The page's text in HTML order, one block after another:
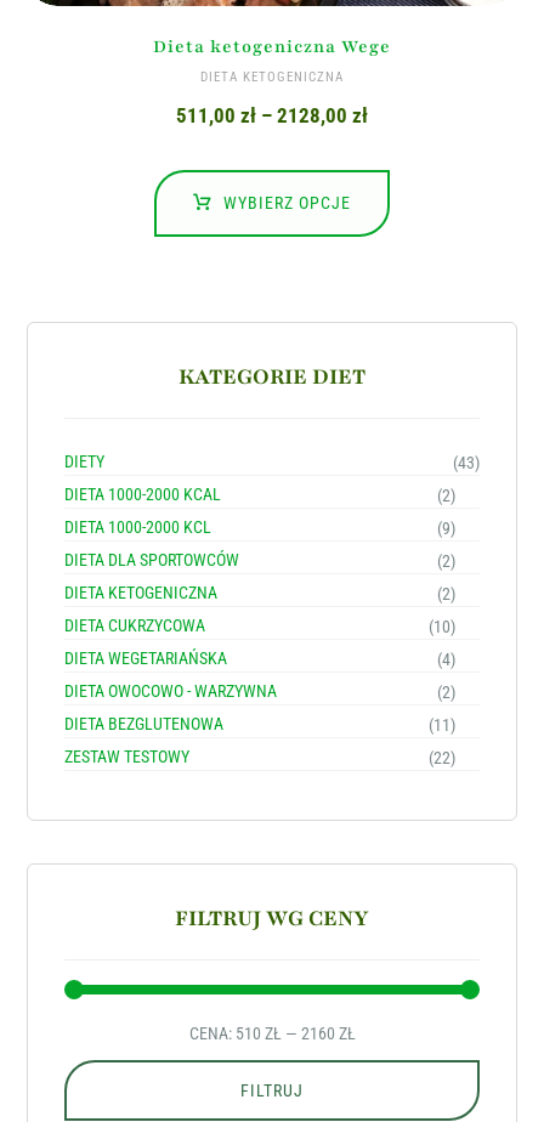
Dieta ketogeniczna Wege
DIETA KETOGENICZNA
511,00 zł – 2128,00 zł
WYBIERZ OPCJE
KATEGORIE DIET
DIETY
(43)
DIETA 1000-2000 KCAL
(2)
DIETA 1000-2000 KCL
(9)
DIETA DLA SPORTOWCÓW
(2)
DIETA KETOGENICZNA
(2)
DIETA CUKRZYCOWA
(10)
DIETA WEGETARIAŃSKA
(4)
DIETA OWOCOWO - WARZYWNA
(2)
DIETA BEZGLUTENOWA
(11)
ZESTAW TESTOWY
(22)
FILTRUJ WG CENY
FILTRUJ
CENA: 510 ZŁ— 2160 ZŁ